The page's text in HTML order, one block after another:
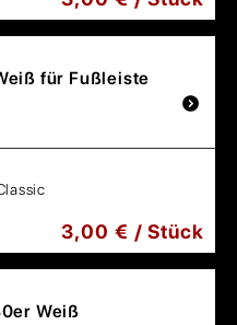
für Fußleiste
3,00 € / Stück
Weiß